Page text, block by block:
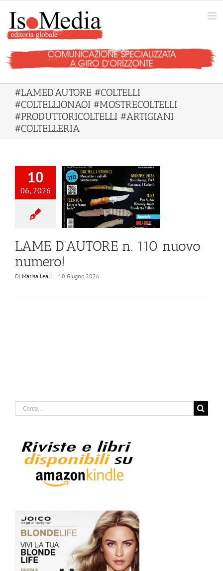
contenuto
#LAMED’AUTORE #COLTELLI
#COLTELLIONAOI #MOSTRECOLTELLI
#PRODUTTORICOLTELLI #ARTIGIANI
#COLTELLERIA
10
06, 2026
LAME D’AUTORE n. 110 nuovo
numero!
Di Marisa Leali | 10 Giugno 2026
Cerca
per: